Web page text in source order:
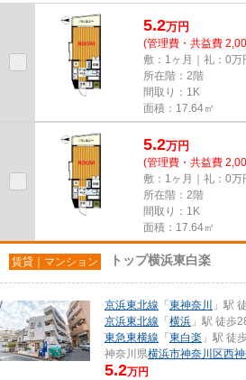
5.2万円
(管理費・共益費
敷：1ヶ月｜礼：0万
所在階：2階
間取り：1K
面積：17.64㎡
5.2万円
(管理費・共益費
敷：1ヶ月｜礼：0万
所在階：2階
間取り：1K
面積：17.64㎡
賃貸｜マンション トップ横浜東白楽
京浜東北線 「 東神奈川
」駅
京浜東北線 「 横浜 」駅 徒歩
東急東横線 「 東白楽 」駅 徒
神奈川県横浜市神奈川区西神
5.2万円